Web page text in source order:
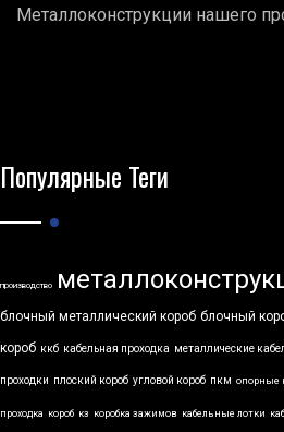
Металлоконструкции нашего
Популярные Теги
производство
блочный металлический короб блочный
короб ккб кабельная проходка металлические
проходки плоский короб угловой короб пкм опорные
проходка короб кз коробка зажимов кабельные лотки